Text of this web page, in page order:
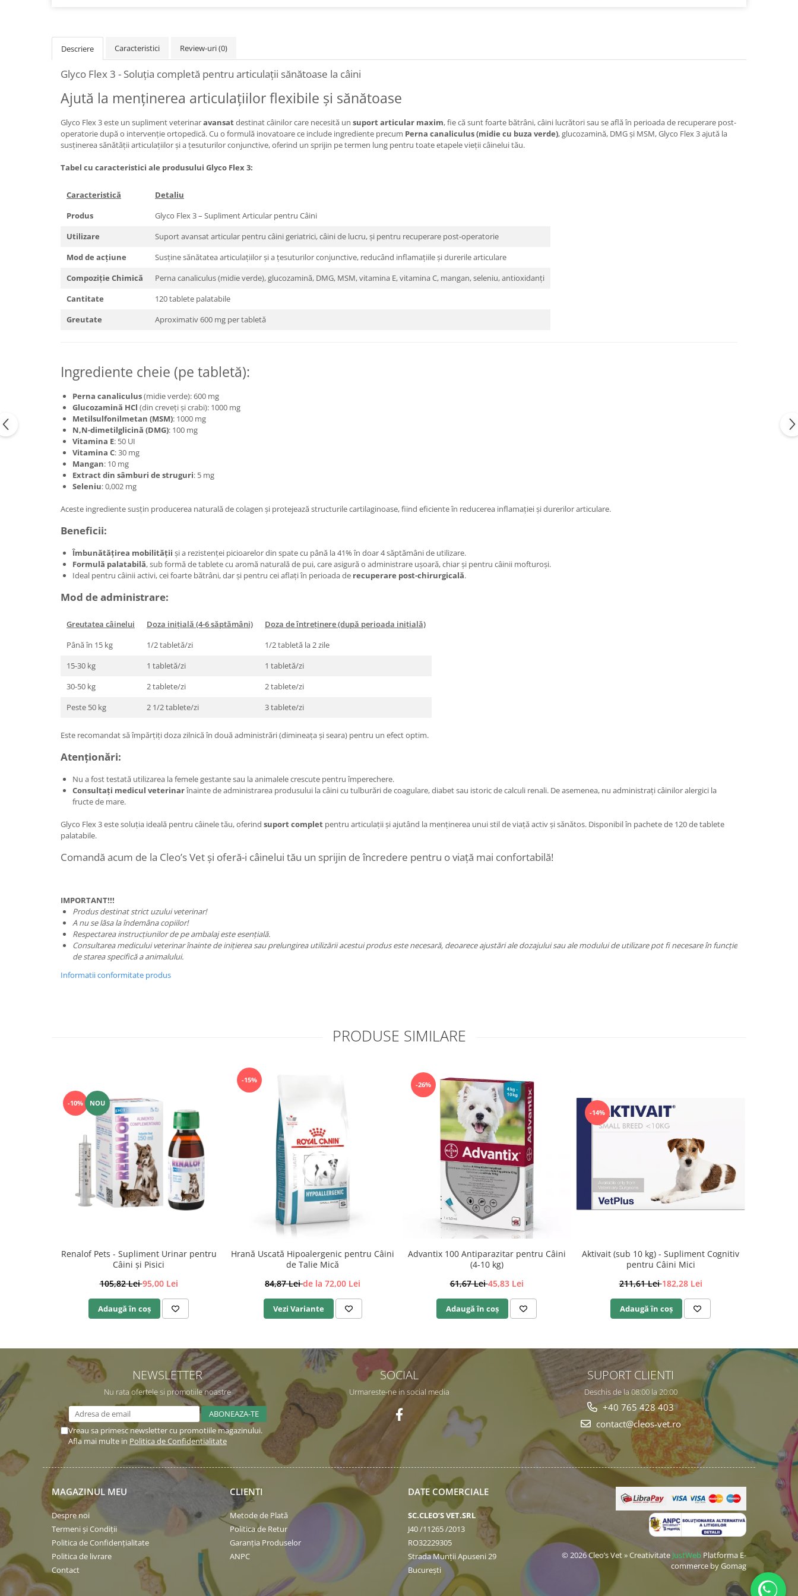
Descriere Caracteristici Review-uri(0)
Glyco Flex 3 - Soluția completă pentru articulații sănătoase la câini
Ajută la menținerea articulațiilor flexibile și sănătoase
Glyco Flex 3 este un supliment veterinaravansatdestinat câinilor care necesită un suport articular maxim, fie că sunt foarte bătrâni, câini lucrători sau se află în perioada de recuperare post-
operatorie după o intervenție ortopedică. Cu o formulă inovatoare ce include ingrediente precum Perna canaliculus (midie cu buza verde), glucozamină, DMG și MSM, Glyco Flex 3 ajută la
susținerea sănătății articulațiilor și a țesuturilor conjunctive, oferind un sprijin pe termen lung pentru toate etapele vieții câinelui tău.
Tabel cu caracteristici ale produsului Glyco Flex 3:
Caracteristică
Detaliu
Produs
Glyco Flex 3 – Supliment Articular pentru Câini
Utilizare
Suport avansat articular pentru câini geriatrici, câini de lucru, și pentru recuperare post-operatorie
Mod de acțiune
Susține sănătatea articulațiilor și a țesuturilor conjunctive, reducând inflamațiile și durerile articulare
Compoziție Chimică
Perna canaliculus (midie verde), glucozamină, DMG, MSM, vitamina E, vitamina C, mangan, seleniu, antioxidanți
Cantitate
120 tablete palatabile
Greutate
Aproximativ 600 mg per tabletă
Ingrediente cheie (pe tabletă):
Perna canaliculus(midie verde): 600 mg
Glucozamină HCl (din creveți și crabi): 1000 mg
Metilsulfonilmetan (MSM): 1000 mg
N,N-dimetilglicină (DMG): 100 mg
Vitamina E: 50 UI
Vitamina C: 30 mg
Mangan: 10 mg
Extract din sâmburi de struguri: 5 mg
Seleniu: 0,002 mg
Aceste ingrediente susțin producerea naturală de colagen și protejează structurile cartilaginoase, fiind eficiente în reducerea inflamației și durerilor articulare.
Beneficii:
Îmbunătățirea mobilității și a rezistenței picioarelor din spate cu până la 41% în doar 4 săptămâni de utilizare.
Formulă palatabilă, sub formă de tablete cu aromă naturală de pui, care asigură o administrare ușoară, chiar și pentru câinii mofturoși.
Ideal pentru câinii activi, cei foarte bătrâni, dar și pentru cei aflați în perioada de recuperare post-chirurgicală.
Mod de administrare:
Greutatea câinelui Doza inițială (4-6 săptămâni)
Doza de întreținere (după perioada inițială)
Până în 15 kg
1/2 tabletă/zi
1/2 tabletă la 2 zile
15-30 kg
1 tabletă/zi
1 tabletă/zi
30-50 kg
2 tablete/zi
2 tablete/zi
Peste 50 kg
2 1/2 tablete/zi 3 tablete/zi
Este recomandat să împărțiți doza zilnică în două administrări (dimineața și seara) pentru un efect optim.
Atenționări:
Nu a fost testată utilizarea la femele gestante sau la animalele crescute pentru împerechere.
Consultați medicul veterinarînainte de administrarea produsului la câini cu tulburări de coagulare, diabet sau istoric de calculi renali. De asemenea, nu administrați câinilor alergici la
fructe de mare.
Glyco Flex 3 este soluția ideală pentru câinele tău, oferind suport complet pentru articulații și ajutând la menținerea unui stil de viață activ și sănătos. Disponibil în pachete de 120 de tablete
palatabile.
Comandă acum de la Cleo’s Vet și oferă-i câinelui tău un sprijin de încredere pentru o viață mai confortabilă!
IMPORTANT!!!
Produs destinat strict uzului veterinar!
A nu se lăsa la îndemâna copiilor!
Respectarea instrucțiunilor de pe ambalaj este esențială.
Consultarea medicului veterinar înainte de inițierea sau prelungirea utilizării acestui produs este necesară, deoarece ajustări ale dozajului sau ale modului de utilizare pot fi necesare în funcție
de starea specifică a animalului.
Informatii conformitate produs
PRODUSE SIMILARE
-10% NOU
Renalof Pets - Supliment Urinar pentru
Câini și Pisici
105,82 Lei95,00 Lei
Adaugă în coș
-15%
Hrană Uscată Hipoalergenic pentru Câini
de Talie Mică
84,87 Leide la 72,00 Lei
Vezi Variante
-26%
Advantix 100 Antiparazitar pentru Câini
(4-10 kg)
61,67 Lei45,83 Lei
Adaugă în coș
-14%
Aktivait (sub 10 kg) - Supliment Cognitiv
pentru Câini Mici
211,61 Lei182,28 Lei
Adaugă în coș
NEWSLETTER
Nu rata ofertele si promotiile noastre
Vreau sa primesc newsletter cu promotiile magazinului.
Afla mai multe in Politica de Confidentialitate
SOCIAL
Urmareste-ne in social media
SUPORT CLIENTI
Deschis de la 08:00 la 20:00
+40 765 428 403
contact@cleos-vet.ro
MAGAZINUL MEU
Despre noi
Termeni și Condiții
Politica de Confidențialitate
Politica de livrare
Contact
CLIENTI
Metode de Plată
Politica de Retur
Garanția Produselor
ANPC
DATE COMERCIALE
SC.CLEO’S VET.SRL
J40 /11265 /2013
RO32229305
Strada Munții Apuseni 29
București
© 2026 Cleo’s Vet » Creativitate JustWeb Platforma E-
commerce by Gomag